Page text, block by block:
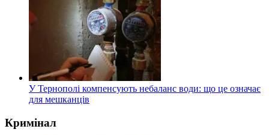
У Тернополі компенсують небаланс води: що це означає
для мешканців
Кримінал